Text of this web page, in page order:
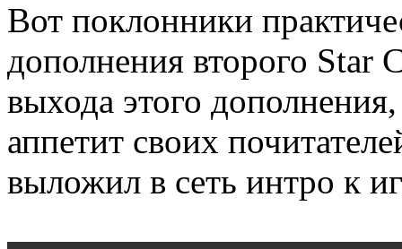
Вот поклонники
дополнения второго Star
выхода этого
аппетит своих
выложил в сеть интро к